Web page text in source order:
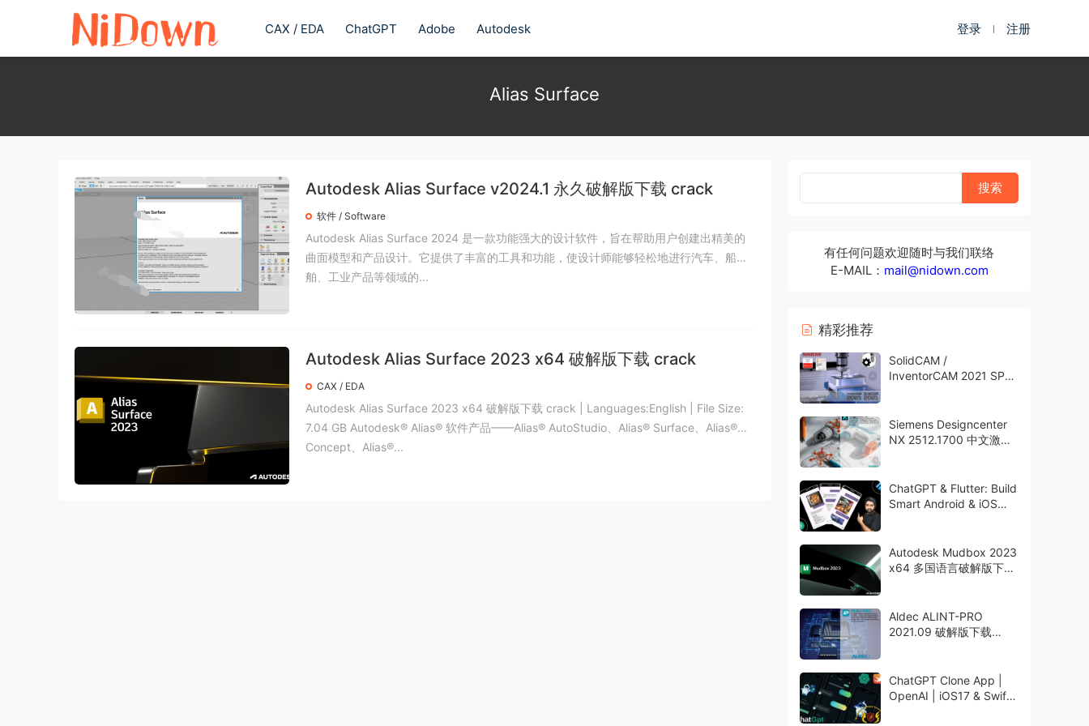
CAX / EDA ChatGPT Adobe Autodesk 登录 注册
Alias Surface
Autodesk Alias Surface v2024.1 永久破解版下载 crack
软件 / Software
Autodesk Alias Surface 2024 是一款功能强大的设计软件，旨在帮助用户创建出精美的
曲面模型和产品设计。它提供了丰富的工具和功能，使设计师能够轻松地进行汽车、船
舶、工业产品等领域的...
Autodesk Alias Surface 2023 x64 破解版下载 crack
CAX / EDA
Autodesk Alias Surface 2023 x64 破解版下载 crack | Languages:English | File Size:
7.04 GB Autodesk® Alias® 软件产品——Alias® AutoStudio、Alias® Surface、Alias®
Concept、Alias®...
有任何问题欢迎随时与我们联络
E-MAIL： mail@nidown.com
精彩推荐
SolidCAM /
InventorCAM 2021 SP2
Siemens Designcenter
NX 2512.1700 中文激活
ChatGPT & Flutter: Build
Smart Android & iOS
Autodesk Mudbox 2023
x64 多国语言破解版下载
Aldec ALINT-PRO
2021.09 破解版下载
ChatGPT Clone App |
OpenAI | iOS17 & Swift5